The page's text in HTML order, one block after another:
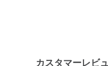
カスタマーレビ